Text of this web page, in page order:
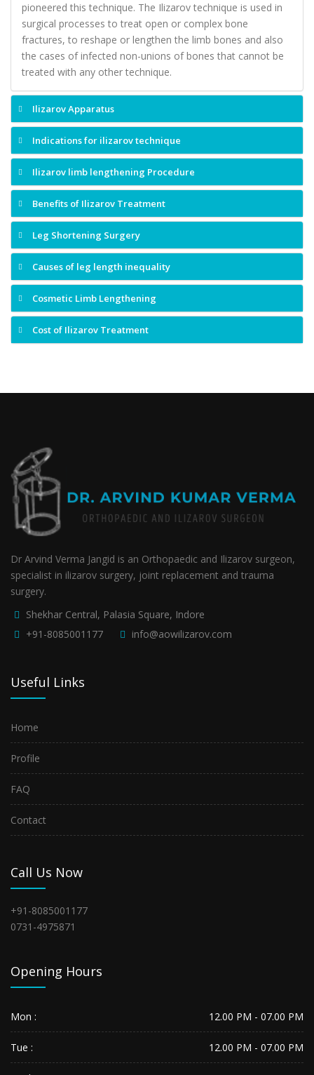
pioneered this technique. The Ilizarov technique is used in
surgical processes to treat open or complex bone
fractures, to reshape or lengthen the limb bones and also
the cases of infected non-unions of bones that cannot be
treated with any other technique.
Ilizarov Apparatus
Indications for ilizarov technique
Ilizarov limb lengthening Procedure
Benefits of Ilizarov Treatment
Leg Shortening Surgery
Causes of leg length inequality
Cosmetic Limb Lengthening
Cost of Ilizarov Treatment
Dr Arvind Verma Jangid is an Orthopaedic and Ilizarov surgeon,
specialist in ilizarov surgery, joint replacement and trauma
surgery.
Shekhar Central, Palasia Square, Indore
+91-8085001177
info@aowilizarov.com
Useful Links
Home
Profile
FAQ
Contact
Call Us Now
+91-8085001177
0731-4975871
Opening Hours
Mon : 12.00 PM - 07.00 PM
Tue : 12.00 PM - 07.00 PM